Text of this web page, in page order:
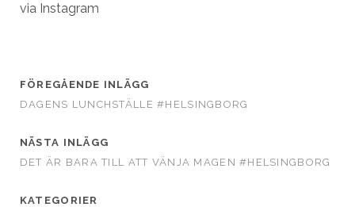
via Instagram
FÖREGÅENDE INLÄGG
DAGENS LUNCHSTÄLLE #HELSINGBORG
NÄSTA INLÄGG
DET ÄR BARA TILL ATT VÄNJA MAGEN #HELSINGBORG
KATEGORIER